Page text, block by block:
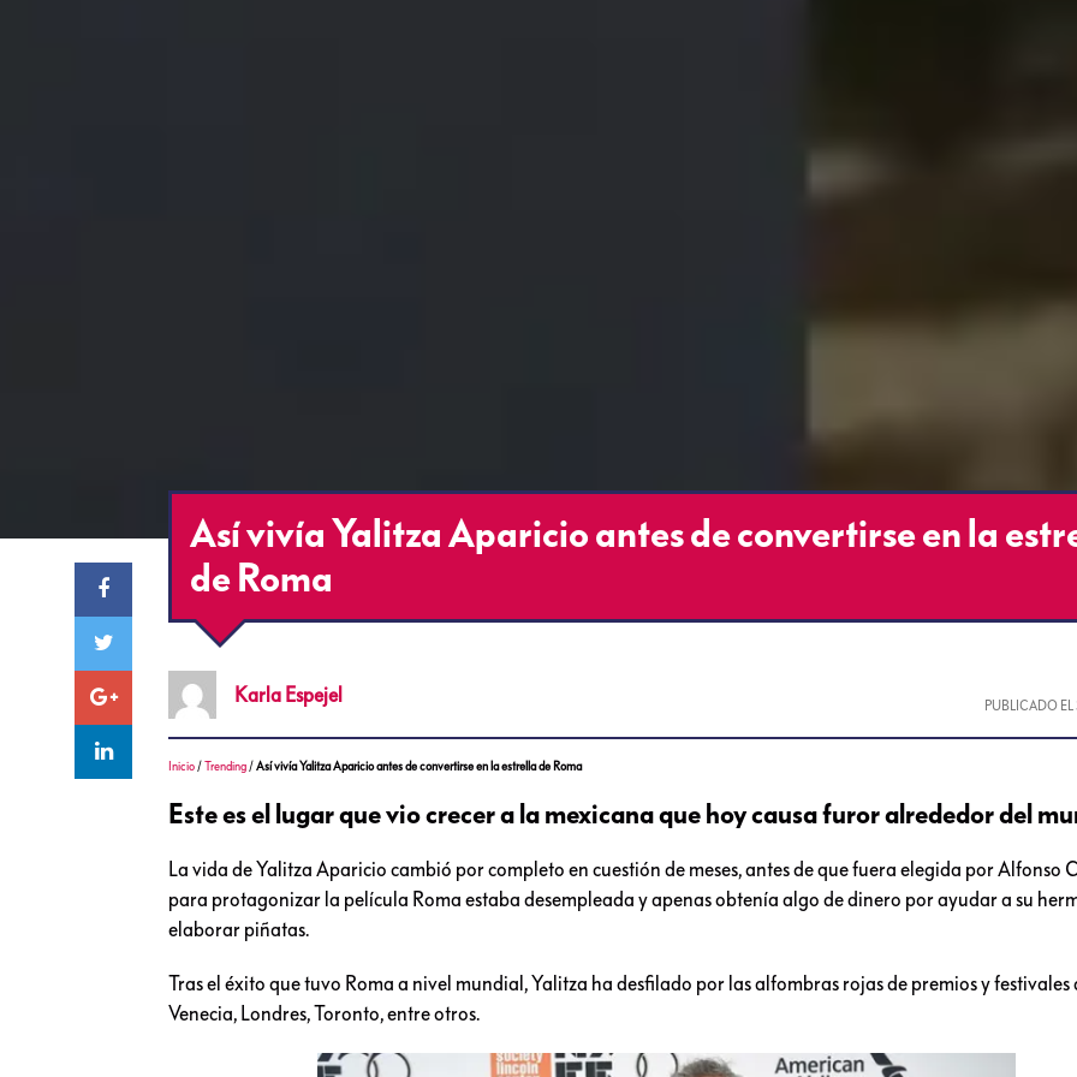
Así vivía Yalitza Aparicio antes de convertirse en la
de Roma
Karla Espejel PUBLICADO EL
Inicio /Trending /Así vivía Yalitza Aparicio antes de convertirse en la estrella de Roma
Este es el lugar que vio crecer a la mexicana que hoy causa furor alrededor del
La vida de Yalitza Aparicio cambió por completo en cuestión de meses, antes de que fuera elegida por Alfonso
para protagonizar la película Roma estaba desempleada y apenas obtenía algo de dinero por ayudar a su
elaborar piñatas.
Tras el éxito que tuvo Roma a nivel mundial, Yalitza ha desfilado por las alfombras rojas de premios y festivales
Venecia, Londres, Toronto, entre otros.